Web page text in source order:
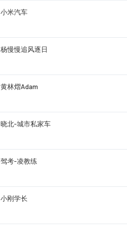
小米汽车
杨慢慢追风逐日
黄林熠Adam
晓北-城市私家车
驾考-凌教练
小刚学长